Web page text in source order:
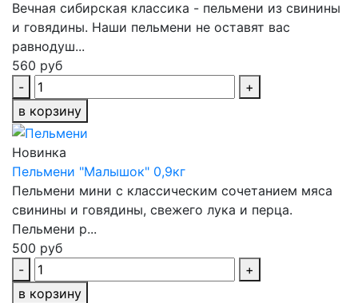
Вечная сибирская классика - пельмени из свинины
и говядины. Наши пельмени не оставят вас
равнодуш...
560 руб
-
+
в корзину
Новинка
Пельмени "Малышок" 0,9кг
Пельмени мини с классическим сочетанием мяса
свинины и говядины, свежего лука и перца.
Пельмени р...
500 руб
-
+
в корзину